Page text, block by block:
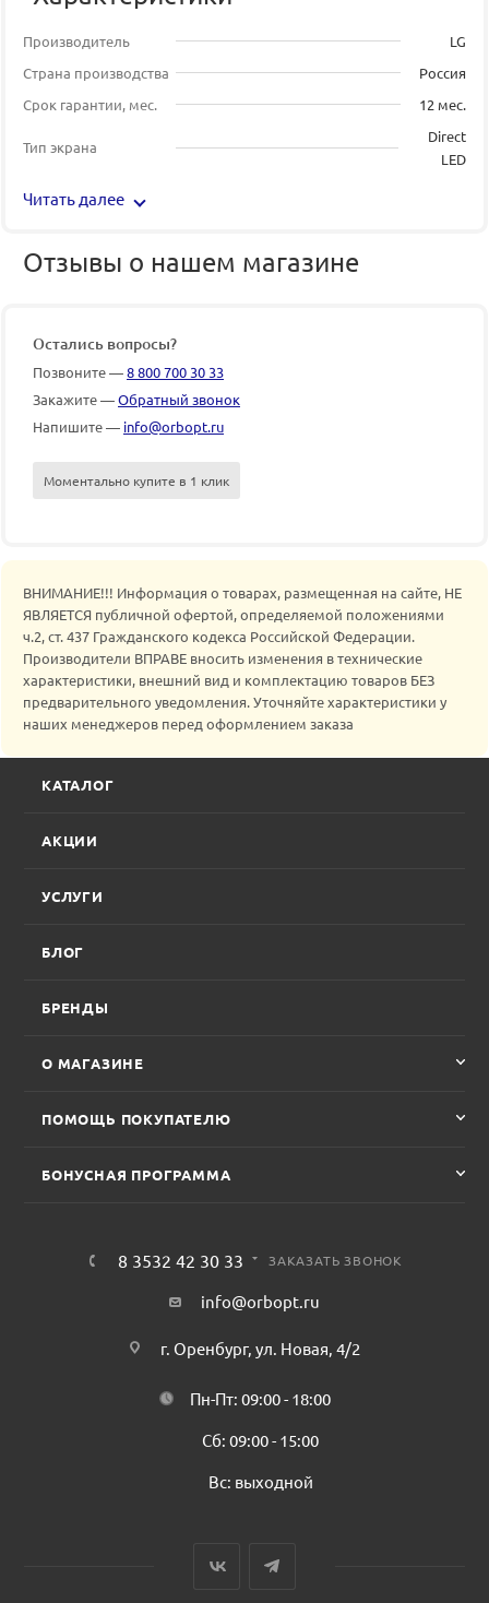
Производитель
LG
Страна производства
Россия
Срок гарантии, мес.
12 мес.
Тип экрана
Direct
LED
Читать далее
Отзывы о нашем магазине
Остались вопросы?
Позвоните —8 800 700 30 33
Закажите —Обратный звонок
Напишите — info@orbopt.ru
Моментально купите в 1 клик
ВНИМАНИЕ!!! Информация о товарах, размещенная на сайте, НЕ
ЯВЛЯЕТСЯ публичной офертой, определяемой положениями
ч.2, ст. 437 Гражданского кодекса Российской Федерации.
Производители ВПРАВЕ вносить изменения в технические
характеристики, внешний вид и комплектацию товаров БЕЗ
предварительного уведомления. Уточняйте характеристики у
наших менеджеров перед оформлением заказа
КАТАЛОГ
АКЦИИ
УСЛУГИ
БЛОГ
БРЕНДЫ
О МАГАЗИНЕ
ПОМОЩЬ ПОКУПАТЕЛЮ
БОНУСНАЯ ПРОГРАММА
8 3532 42 30 33 ЗАКАЗАТЬ ЗВОНОК
info@orbopt.ru
г. Оренбург, ул. Новая, 4/2
Пн-Пт: 09:00 - 18:00
Сб: 09:00 - 15:00
Вс: выходной